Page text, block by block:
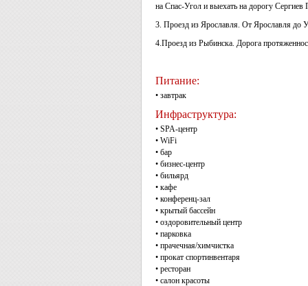
на Спас-Угол и выехать на дорогу
3. Проезд из Ярославля. От Ярославля до
4.Проезд из Рыбинска. Дорога
Питание:
• завтрак
Инфраструктура:
• SPA-центр
• WiFi
• бар
• бизнес-центр
• бильярд
• кафе
• конференц-зал
• крытый бассейн
• оздоровительный центр
• парковка
• прачечная/химчистка
• прокат спортинвентаря
• ресторан
• салон красоты